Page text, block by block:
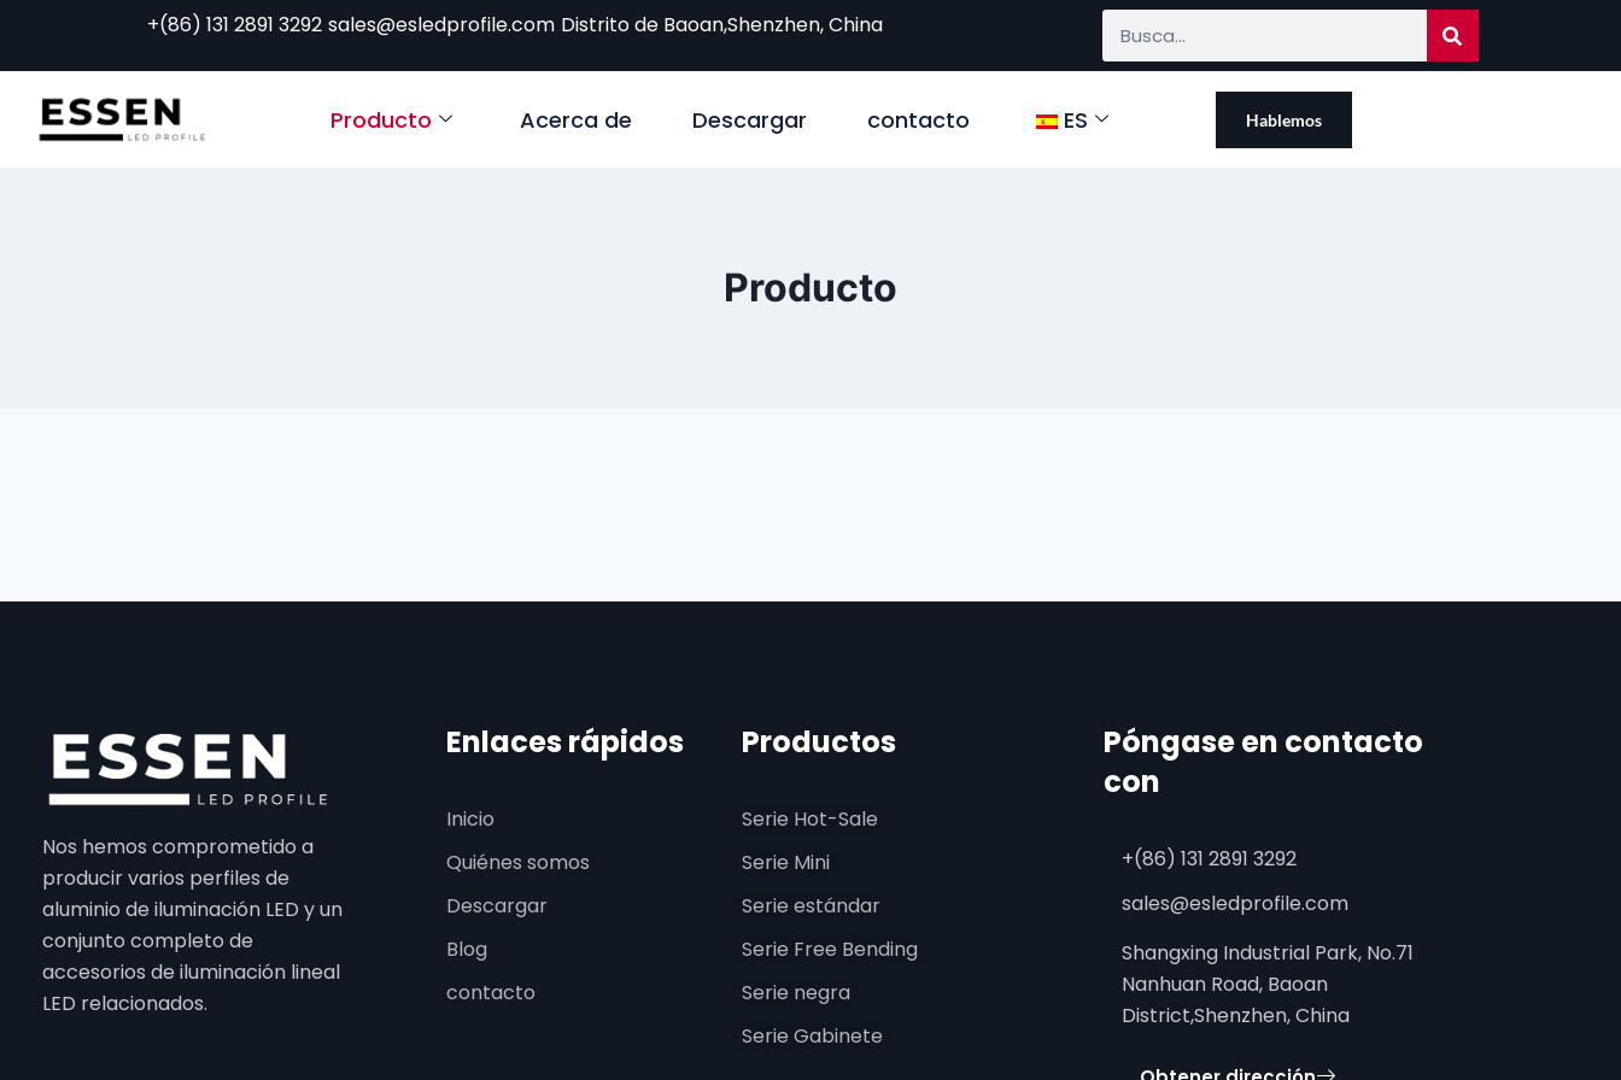
+(86) 131 2891 3292 sales@esledprofile.com Distrito de Baoan,Shenzhen, China
Producto Acerca de Descargar contacto ES Hablemos
Producto
Nos hemos comprometido a
producir varios perfiles de
aluminio de iluminación LED y un
conjunto completo de
accesorios de iluminación lineal
LED relacionados.
Enlaces rápidos
Inicio
Quiénes somos
Descargar
Blog
contacto
Productos
Serie Hot-Sale
Serie Mini
Serie estándar
Serie Free Bending
Serie negra
Serie Gabinete
Póngase en contacto
con
+(86) 131 2891 3292
sales@esledprofile.com
Shangxing Industrial Park, No.71
Nanhuan Road, Baoan
District,Shenzhen, China